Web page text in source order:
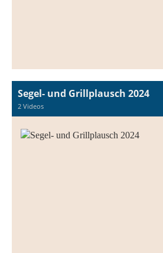
Segel- und Grillplausch 2024
2 Videos